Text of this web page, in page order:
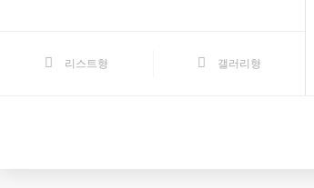
리스트형 갤러리형